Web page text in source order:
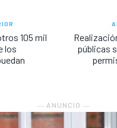
105 mil
los
públicas
― ANUNCIO ―